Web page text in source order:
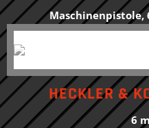
Maschinenpistole,
HECKLER &
6